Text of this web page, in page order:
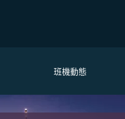
班機動態